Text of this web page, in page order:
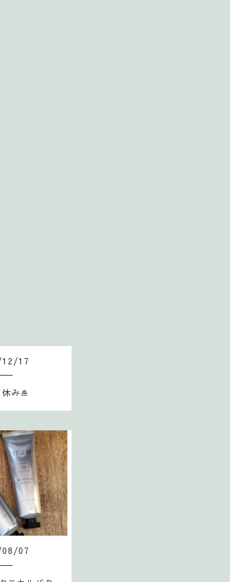
12/17
み🎍
08/07